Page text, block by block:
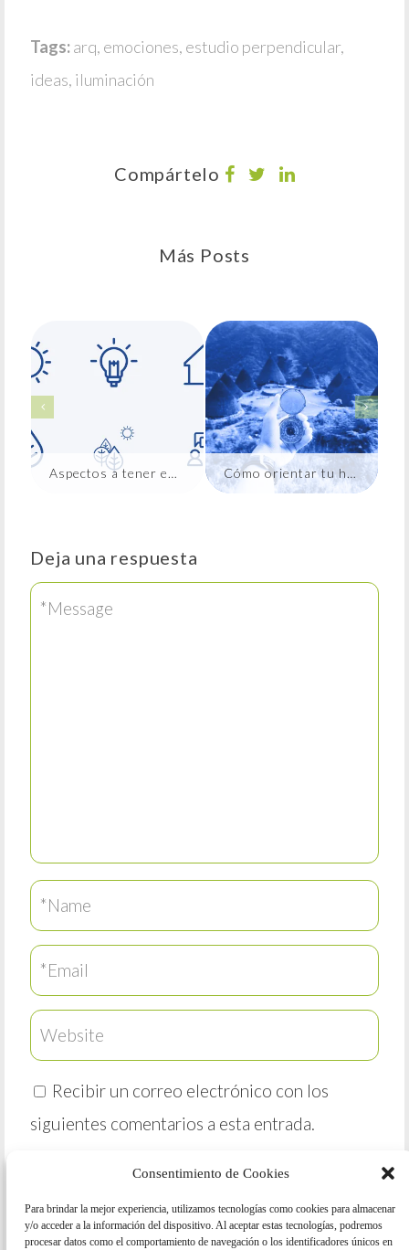
Consentimiento de Cookies
Para brindar la mejor experiencia, utilizamos tecnologías como cookies para almacenar
y/o acceder a la información del dispositivo. Al aceptar estas tecnologías, podremos
procesar datos como el comportamiento de navegación o los identificadores únicos en
Tags:arq, emociones, estudio perpendicular,
ideas, iluminación
Compártelo
Más Posts
Aspectos a tener en cuenta en el momento de comprar tú nuevo HOGAR (+decargable) Cómo orientar tu hogar
Deja una respuesta
Recibir un correo electrónico con los
siguientes comentarios a esta entrada.